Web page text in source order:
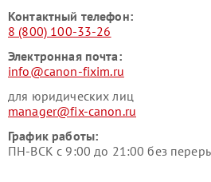
Контактный телефон:
8 (800) 100-33-26
Электронная почта:
info@canon-fixim.ru
для юридических лиц
manager@fix-canon.ru
График работы:
ПН-ВСК с 9:00 до 21:00 без